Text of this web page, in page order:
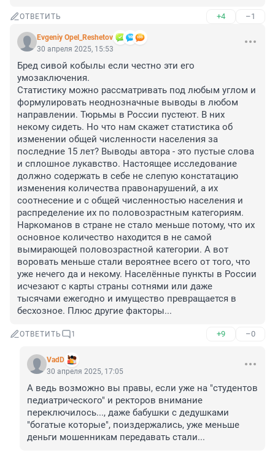
ОТВЕТИТЬ +4 –1
Evgeniy Opel_Reshetov
30 апреля 2025, 15:53
Бред сивой кобылы если честно эти его
умозаключения.
Статистику можно рассматривать под любым углом и
формулировать неоднозначные выводы в любом
направлении. Тюрьмы в России пустеют. В них
некому сидеть. Но что нам скажет статистика об
изменении общей численности населения за
последние 15 лет? Выводы автора - это пустые слова
и сплошное лукавство. Настоящее исследование
должно содержать в себе не слепую констатацию
изменения количества правонарушений, а их
соотнесение и с общей численностью населения и
распределение их по половозрастным категориям.
Наркоманов в стране не стало меньше потому, что их
основное количество находится в не самой
вымирающей половозрастной категории. А вот
воровать меньше стали вероятнее всего от того, что
уже нечего да и некому. Населённые пункты в России
исчезают с карты страны сотнями или даже
тысячами ежегодно и имущество превращается в
бесхозное. Плюс другие факторы...
ОТВЕТИТЬ 1 +9 –0
VadD
30 апреля 2025, 17:05
А ведь возможно вы правы, если уже на "студентов
педиатрического" и ректоров внимание
переключилось..., даже бабушки с дедушками
"богатые которые", поиздержались, уже меньше
деньги мошенникам передавать стали...